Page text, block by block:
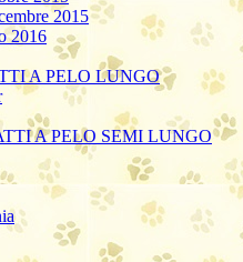
2015
2016
A PELO LUNGO
A PELO SEMI LUNGO